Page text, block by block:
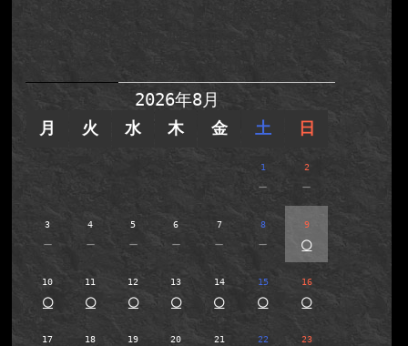
【新予約システム】新宿店(集合
2026年8月
月 火 水 木 金 土 日
1
－
2
－
3
－
4
－
5
－
6
－
7
－
8
－
9
○
10
○
11
○
12
○
13
○
14
○
15
○
16
○
17 18 19 20 21 22 23